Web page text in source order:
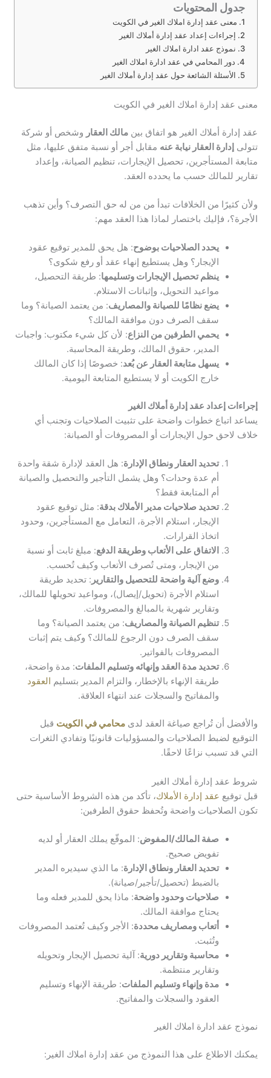
جدول المحتويات
معنى عقد إدارة املاك الغير في الكويت
إجراءات إعداد عقد إدارة أملاك الغير
نموذج عقد ادارة املاك الغير
دور المحامي في عقد ادارة املاك الغير
الأسئلة الشائعة حول عقد إدارة أملاك الغير
معنى عقد إدارة املاك الغير في الكويت
عقد إدارة أملاك الغير هو اتفاق بينمالك العقار وشخص أو شركة
تتولى إدارة العقار نيابة عنه مقابل أجر أو نسبة متفق عليها، مثل
متابعة المستأجرين، تحصيل الإيجارات، تنظيم الصيانة، وإعداد
تقارير للمالك حسب ما يحدده العقد.
ولأن كثيرًا من الخلافات تبدأ من من له حق التصرف؟ وأين تذهب
الأجرة؟، فإليك باختصار لماذا هذا العقد مهم:
يحدد الصلاحيات بوضوح: هل يحق للمدير توقيع عقود
الإيجار؟ وهل يستطيع إنهاء عقد أو رفع شكوى؟
ينظم تحصيل الإيجارات وتسليمها: طريقة التحصيل،
مواعيد التحويل، وإثباتات الاستلام.
يضع نظامًا للصيانة والمصاريف: من يعتمد الصيانة؟ وما
سقف الصرف دون موافقة المالك؟
يحمي الطرفين من النزاع: لأن كل شيء مكتوب: واجبات
المدير، حقوق المالك، وطريقة المحاسبة.
يسهل متابعة العقار عن بُعد: خصوصًا إذا كان المالك
خارج الكويت أو لا يستطيع المتابعة اليومية.
إجراءات إعداد عقد إدارة أملاك الغير
يساعد اتباع خطوات واضحة على تثبيت الصلاحيات وتجنب أي
خلاف لاحق حول الإيجارات أو المصروفات أو الصيانة:
تحديد العقار ونطاق الإدارة: هل العقد لإدارة شقة واحدة
أم عدة وحدات؟ وهل يشمل التأجير والتحصيل والصيانة
أم المتابعة فقط؟
تحديد صلاحيات مدير الأملاك بدقة: مثل توقيع عقود
الإيجار، استلام الأجرة، التعامل مع المستأجرين، وحدود
اتخاذ القرارات.
الاتفاق على الأتعاب وطريقة الدفع: مبلغ ثابت أو نسبة
من الإيجار، ومتى تُصرف الأتعاب وكيف تُحسب.
وضع آلية واضحة للتحصيل والتقارير : تحديد طريقة
استلام الأجرة (تحويل/إيصال)، ومواعيد تحويلها للمالك،
وتقارير شهرية بالمبالغ والمصروفات.
تنظيم الصيانة والمصاريف: من يعتمد الصيانة؟ وما
سقف الصرف دون الرجوع للمالك؟ وكيف يتم إثبات
المصروفات بالفواتير.
تحديد مدة العقد وإنهائه وتسليم الملفات: مدة واضحة،
طريقة الإنهاء بالإخطار، والتزام المدير بتسليم العقود
والمفاتيح والسجلات عند انتهاء العلاقة.
والأفضل أن تُراجع صياغة العقد لدىمحامي في الكويت قبل
التوقيع لضبط الصلاحيات والمسؤوليات قانونيًا وتفادي الثغرات
التي قد تسبب نزاعًا لاحقًا.
شروط عقد إدارة أملاك الغير
قبل توقيع عقد إدارة الأملاك، تأكد من هذه الشروط الأساسية حتى
تكون الصلاحيات واضحة وتُحفظ حقوق الطرفين:
صفة المالك/المفوض: الموقّع يملك العقار أو لديه
تفويض صحيح.
تحديد العقار ونطاق الإدارة: ما الذي سيديره المدير
بالضبط (تحصيل/تأجير/صيانة).
صلاحيات وحدود واضحة: ماذا يحق للمدير فعله وما
يحتاج موافقة المالك.
أتعاب ومصاريف محددة: الأجر وكيف تُعتمد المصروفات
وتُثبت.
محاسبة وتقارير دورية: آلية تحصيل الإيجار وتحويله
وتقارير منتظمة.
مدة وإنهاء وتسليم الملفات: طريقة الإنهاء وتسليم
العقود والسجلات والمفاتيح.
نموذج عقد ادارة املاك الغير
يمكنك الاطلاع على هذا النموذج من عقد إدارة املاك الغير: